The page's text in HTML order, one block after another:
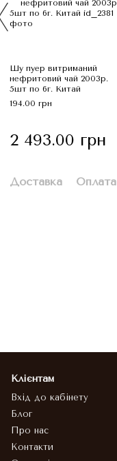
Шу пуер витриманий
нефритовий чай 2003р.
5шт по 6г. Китай
194.00 грн
2 493.00 грн
Доставка Оплата
Клієнтам
Вхід до кабінету
Блог
Про нас
Контакти